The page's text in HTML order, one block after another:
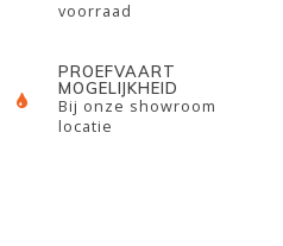
voorraad
PROEFVAART
MOGELIJKHEID
Bij onze showroom
locatie